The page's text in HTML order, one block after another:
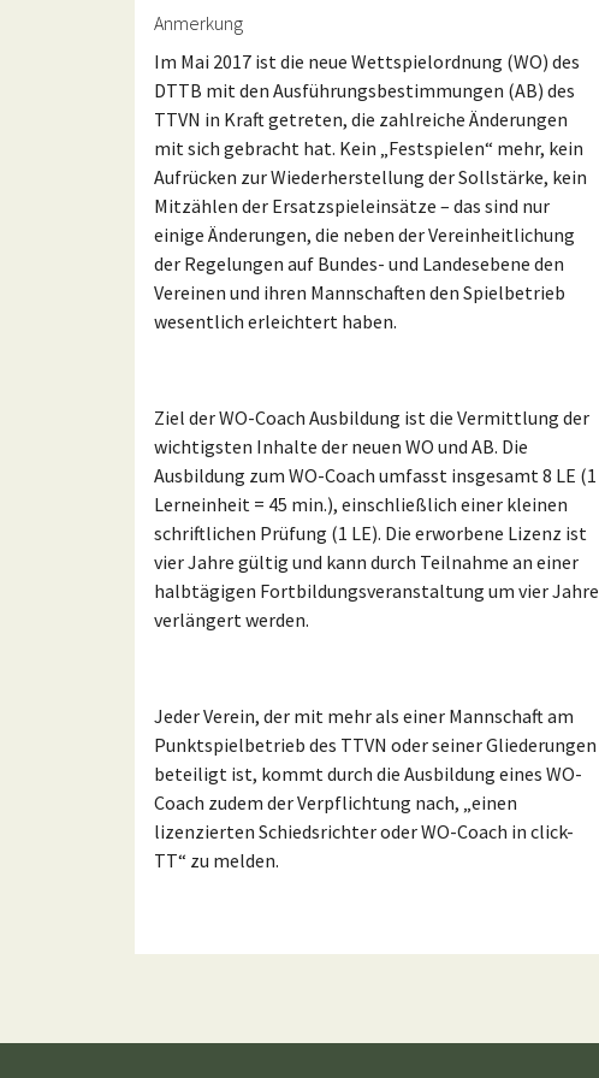
Anmerkung
Im Mai 2017 ist die neue Wettspielordnung (WO) des
DTTB mit den Ausführungsbestimmungen (AB) des
TTVN in Kraft getreten, die zahlreiche Änderungen
mit sich gebracht hat. Kein „Festspielen“ mehr, kein
Aufrücken zur Wiederherstellung der Sollstärke, kein
Mitzählen der Ersatzspieleinsätze – das sind nur
einige Änderungen, die neben der Vereinheitlichung
der Regelungen auf Bundes- und Landesebene den
Vereinen und ihren Mannschaften den Spielbetrieb
wesentlich erleichtert haben.
Ziel der WO-Coach Ausbildung ist die Vermittlung der
wichtigsten Inhalte der neuen WO und AB. Die
Ausbildung zum WO-Coach umfasst insgesamt 8 LE (1
Lerneinheit = 45 min.), einschließlich einer kleinen
schriftlichen Prüfung (1 LE). Die erworbene Lizenz ist
vier Jahre gültig und kann durch Teilnahme an einer
halbtägigen Fortbildungsveranstaltung um vier Jahre
verlängert werden.
Jeder Verein, der mit mehr als einer Mannschaft am
Punktspielbetrieb des TTVN oder seiner Gliederungen
beteiligt ist, kommt durch die Ausbildung eines WO-
Coach zudem der Verpflichtung nach, „einen
lizenzierten Schiedsrichter oder WO-Coach in click-
TT“ zu melden.